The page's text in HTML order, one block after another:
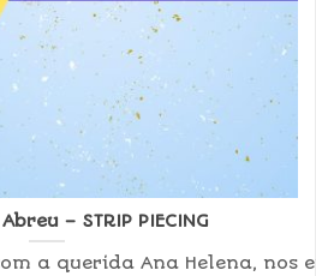
– STRIP PIECING
a querida Ana Helena, nos